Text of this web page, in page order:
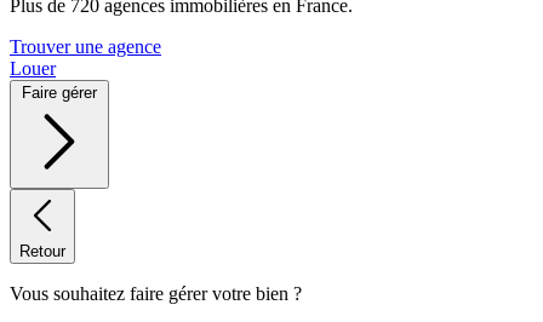
Plus de 720 agences immobilières en France.
Trouver une agence
Louer
Faire gérer
Retour
Vous souhaitez faire gérer votre bien ?